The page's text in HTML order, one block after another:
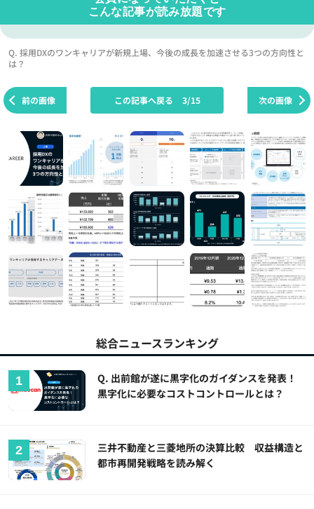
こんな記事が読み放題です
Q. 採用DXのワンキャリアが新規上場、今後の成長を加速させる3つの方向性と
は？
前の画像 次の画像
この記事へ戻る 3/15
総合ニュースランキング
Q. 出前館が遂に黒字化のガイダンスを発表！
黒字化に必要なコストコントロールとは？
三井不動産と三菱地所の決算比較 収益構造と
都市再開発戦略を読み解く